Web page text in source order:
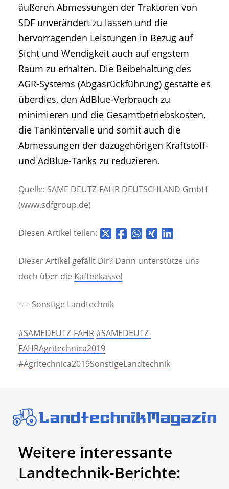
äußeren Abmessungen der Traktoren von
SDF unverändert zu lassen und die
hervorragenden Leistungen in Bezug auf
Sicht und Wendigkeit auch auf engstem
Raum zu erhalten. Die Beibehaltung des
AGR-Systems (Abgasrückführung) gestatte es
überdies, den AdBlue-Verbrauch zu
minimieren und die Gesamtbetriebskosten,
die Tankintervalle und somit auch die
Abmessungen der dazugehörigen Kraftstoff-
und AdBlue-Tanks zu reduzieren.
Quelle: SAME DEUTZ-FAHR DEUTSCHLAND GmbH
(www.sdfgroup.de)
Diesen Artikel teilen:
Dieser Artikel gefällt Dir? Dann unterstütze uns
doch über die Kaffeekasse!
⌂ Sonstige Landtechnik
#SAMEDEUTZ-FAHR#SAMEDEUTZ-
FAHRAgritechnica2019
#Agritechnica2019SonstigeLandtechnik
Weitere interessante
Landtechnik-Berichte: